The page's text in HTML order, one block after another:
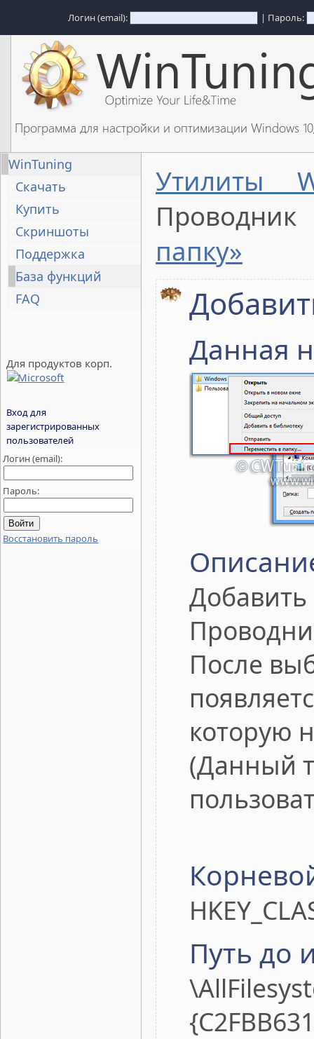
Логин (email): | Пароль:
Программа для настройки и оптимизации Windows
WinTuning
Скачать
Купить
Скриншоты
Поддержка
База функций
FAQ
Для продуктов корп.
Вход для
зарегистрированных
пользователей
Логин (email):
Пароль:
Восстановить пароль
Утилиты
папку»
Данная
Добавить
После
которую
(Данный
Путь до